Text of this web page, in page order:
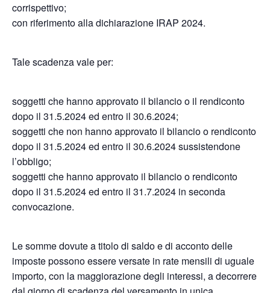
corrispettivo;
con riferimento alla dichiarazione IRAP 2024.
Tale scadenza vale per:
soggetti che hanno approvato il bilancio o il rendiconto
dopo il 31.5.2024 ed entro il 30.6.2024;
soggetti che non hanno approvato il bilancio o rendiconto
dopo il 31.5.2024 ed entro il 30.6.2024 sussistendone
l’obbligo;
soggetti che hanno approvato il bilancio o rendiconto
dopo il 31.5.2024 ed entro il 31.7.2024 in seconda
convocazione.
Le somme dovute a titolo di saldo e di acconto delle
imposte possono essere versate in rate mensili di uguale
importo, con la maggiorazione degli interessi, a decorrere